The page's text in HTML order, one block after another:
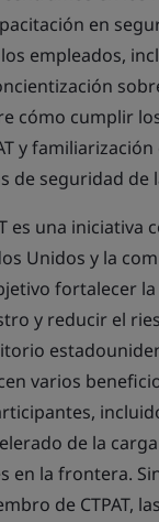
en
empleados,
cómo cumplir
y
de seguridad de
es una iniciativa
Unidos y la
fortalecer
y reducir el
varios
de la
en la frontera.
de CTPAT,